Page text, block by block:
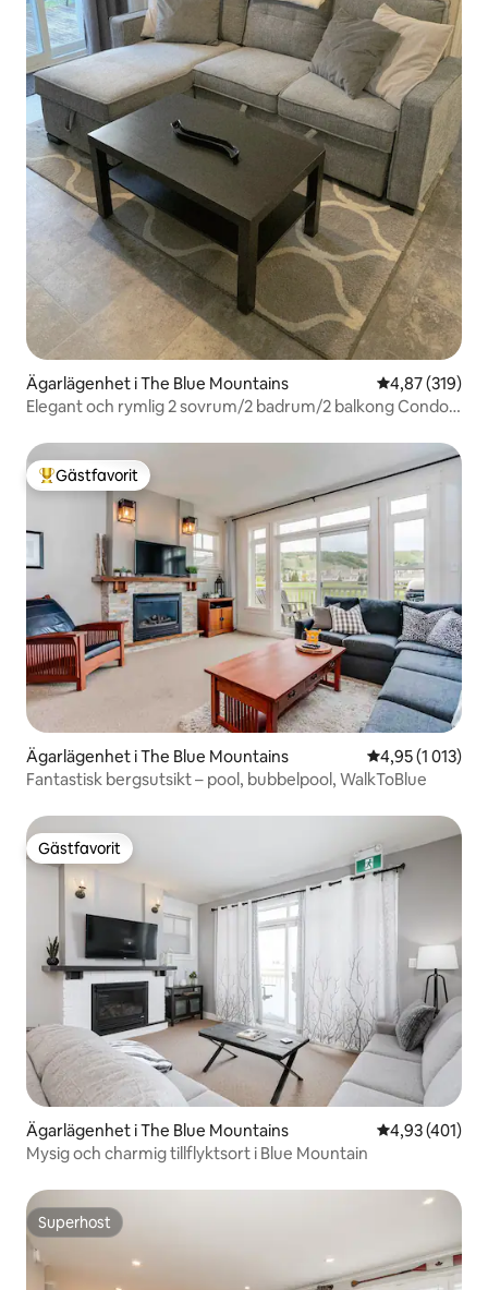
Ägarlägenhet i The Blue Mountains 4,87 av 5 i
4,87 (319)
Elegant och rymlig 2 sovrum/2 badrum/2 balkong Condo
Populär gästfavorit
Gästfavorit
Ägarlägenhet i The Blue Mountains 4,95 av 5 i
4,95 (1 013)
Fantastisk bergsutsikt – pool, bubbelpool, WalkToBlue
Gästfavorit
Gästfavorit
Ägarlägenhet i The Blue Mountains 4,93 av 5 i
4,93 (401)
Mysig och charmig tillflyktsort i Blue Mountain
Superhost
Superhost